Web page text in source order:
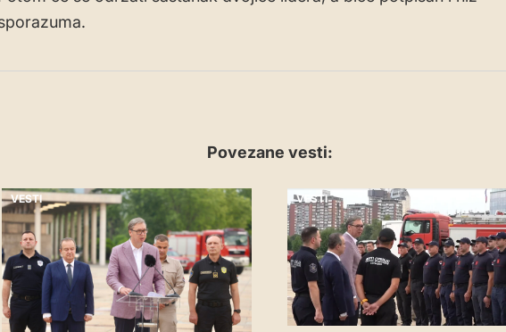
Povezane vesti:
VESTI VESTI